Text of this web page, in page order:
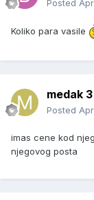
Posted
Koliko para vasile
medak 3
Posted
imas cene kod
njegovog posta